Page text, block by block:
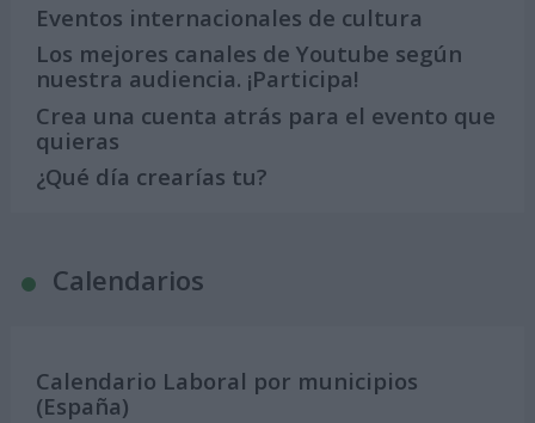
Eventos internacionales de cultura
Los mejores canales de Youtube según
nuestra audiencia. ¡Participa!
Crea una cuenta atrás para el evento que
quieras
¿Qué día crearías tu?
Calendarios
Calendario Laboral por municipios
(España)